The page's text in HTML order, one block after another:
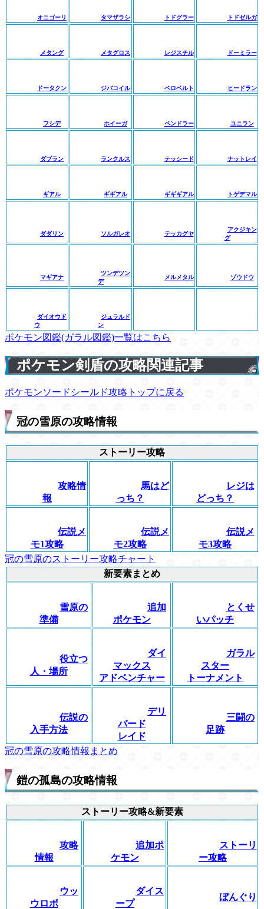
オニゴーリ タマザラシ トドグラー トドゼルガ
メタング メタグロス レジスチル ドーミラー
ドータクン ジバコイル ベロベルト ヒードラン
フシデ ホイーガ ペンドラー ユニラン
ダブラン ランクルス テッシード ナットレイ
ギアル ギギアル ギギギアル トゲデマル
ダダリン ソルガレオ テッカグヤ
アクジキン
グ
マギアナ
ツンデツン
デ
メルメタル ゾウドウ
ダイオウド
ウ
ジュラルド
ン
ポケモン図鑑(ガラル図鑑)一覧はこちら
ポケモン剣盾の攻略関連記事
ポケモンソードシールド攻略トップに戻る
冠の雪原の攻略情報
ストーリー攻略
攻略情
報
馬はど
っち？
レジは
どっち？
伝説メ
モ1攻略
伝説メ
モ2攻略
伝説メ
モ3攻略
冠の雪原のストーリー攻略チャート
新要素まとめ
雪原の
準備
追加
ポケモン
とくせ
いパッチ
役立つ
人・場所
ダイ
マックス
アドベンチャー
ガラル
スター
トーナメント
伝説の
入手方法
デリ
バード
レイド
三闘の
足跡
冠の雪原の攻略情報まとめ
鎧の孤島の攻略情報
ストーリー攻略&新要素
攻略
情報
追加ポ
ケモン
ストーリ
ー攻略
ウッ
ウロボ
ダイス
ープ
ぼんぐり